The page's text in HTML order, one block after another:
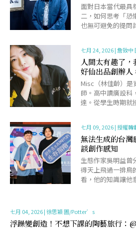
面對日本當代最具
二，如何思考「恐
也無可避免的提問
七月 24, 2026|詹致中
人間太有趣了
好仙出品創辦
Misc（林佳齡）是
師。高中讀廣設科
達。從學生時期就
七月 09, 2026|授權轉
無法生成的台
談創作感知
生態作家吳明益曾
得天上飛過一排鳥
看，他的知識讓他
七月 04, 2026|徐思穎 圖/Potter’s
浮躁變創造！不想下課的陶藝旅行